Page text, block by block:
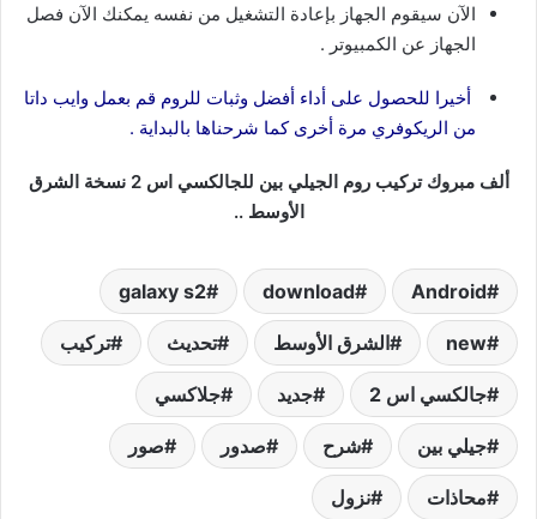
الآن سيقوم الجهاز بإعادة التشغيل من نفسه يمكنك الآن فصل
الجهاز عن الكمبيوتر .
أخيرا للحصول على أداء أفضل وثبات للروم قم بعمل وايب داتا
من الريكوفري مرة أخرى كما شرحناها بالبداية .
ألف مبروك تركيب روم الجيلي بين للجالكسي اس 2 نسخة الشرق
الأوسط ..
Android‏
download
galaxy s2
new الشرق الأوسط تحديث تركيب
جالكسي اس 2 جديد جلاكسي
جيلي بين شرح صدور صور
محاذات نزول